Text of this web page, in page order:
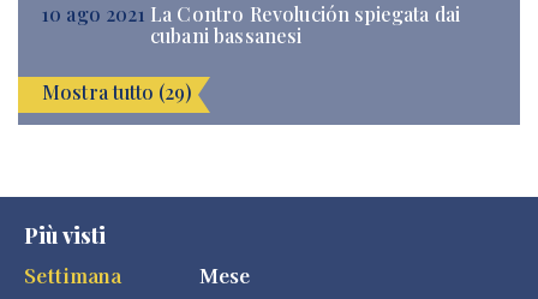
10 ago 2021 La Contro Revolución spiegata dai
cubani bassanesi
Mostra tutto (29)
Più visti
Settimana
Mese